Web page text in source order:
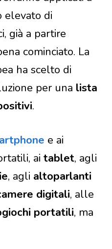
elevato di
già a partire
cominciato. La
ha scelto di
per una lista
.
e ai
ai tablet, agli
, agli altoparlanti
digitali, alle
portatili, ma